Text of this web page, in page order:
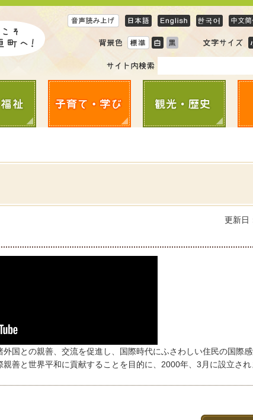
更新日
国との親善、交流を促進し、国際時代にふさわしい住民の国際
善と世界平和に貢献することを目的に、2000年、3月に設立され